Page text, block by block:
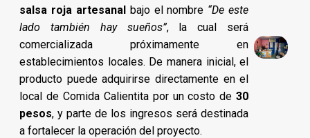
salsa roja artesanalbajo el nombre “De este
lado también hay sueños”, la cual será
comercializada próximamente en
establecimientos locales. De manera inicial, el
producto puede adquirirse directamente en el
local de Comida Calientita por un costo de30
pesos, y parte de los ingresos será destinada
a fortalecer la operación del proyecto.